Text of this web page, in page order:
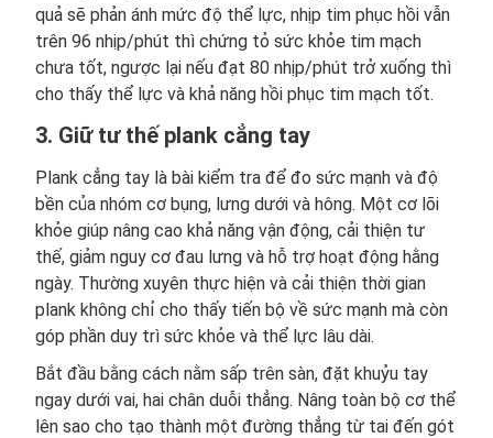
quả sẽ phản ánh mức độ thể lực, nhịp tim phục hồi vẫn
trên 96 nhịp/phút thì chứng tỏ sức khỏe tim mạch
chưa tốt, ngược lại nếu đạt 80 nhịp/phút trở xuống thì
cho thấy thể lực và khả năng hồi phục tim mạch tốt.
3. Giữ tư thế plank cẳng tay
Plank cẳng tay là bài kiểm tra để đo sức mạnh và độ
bền của nhóm cơ bụng, lưng dưới và hông. Một cơ lõi
khỏe giúp nâng cao khả năng vận động, cải thiện tư
thế, giảm nguy cơ đau lưng và hỗ trợ hoạt động hằng
ngày. Thường xuyên thực hiện và cải thiện thời gian
plank không chỉ cho thấy tiến bộ về sức mạnh mà còn
góp phần duy trì sức khỏe và thể lực lâu dài.
Bắt đầu bằng cách nằm sấp trên sàn, đặt khuỷu tay
ngay dưới vai, hai chân duỗi thẳng. Nâng toàn bộ cơ thể
lên sao cho tạo thành một đường thẳng từ tai đến gót